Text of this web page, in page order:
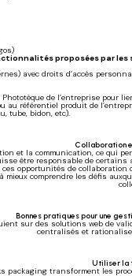
proposées par
avec droits d’accès
de l’entreprise pour
au référentiel produit de
tube, bidon, etc).
Collaboration
et la communication, ce qui
être responsable de
opportunités de
comprendre les défis
Bonnes pratiques pour une
sur des solutions web de
centralisés et
Utiliser la
packaging transforment les